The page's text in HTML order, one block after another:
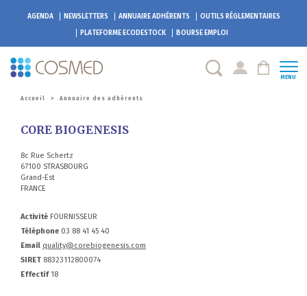
AGENDA NEWSLETTERS ANNUAIRE ADHÉRENTS
OUTILS RÉGLEMENTAIRES
PLATEFORMEECODESTOCK BOURSE EMPLOI
MENU
Accueil > Annuaire des adhérents
CORE BIOGENESIS
8c Rue Schertz
67100 STRASBOURG
Grand-Est
FRANCE
Activité FOURNISSEUR
Téléphone 03 88 41 45 40
Email quality@corebiogenesis.com
SIRET 88323112800074
Effectif18